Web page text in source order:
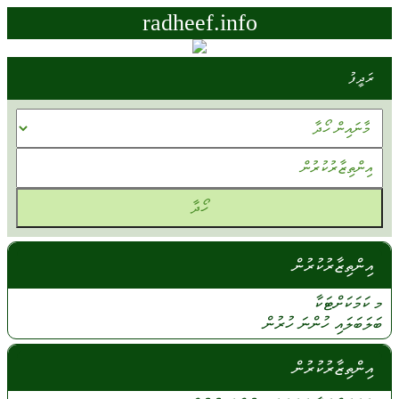
radheef.info
ރަދީފު
އިންތިޒާރުކުރުން
މ ކަމަކަށްޓަކާ
ބަލަބަލައި ހުންނަހުރުން
އިންތިޒާރުކުރުން